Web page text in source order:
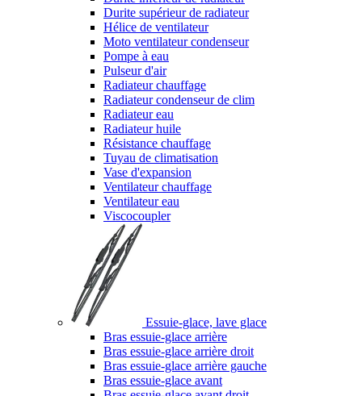
Durite supérieur de radiateur
Hélice de ventilateur
Moto ventilateur condenseur
Pompe à eau
Pulseur d'air
Radiateur chauffage
Radiateur condenseur de clim
Radiateur eau
Radiateur huile
Résistance chauffage
Tuyau de climatisation
Vase d'expansion
Ventilateur chauffage
Ventilateur eau
Viscocoupler
Essuie-glace, lave glace
Bras essuie-glace arrière
Bras essuie-glace arrière droit
Bras essuie-glace arrière gauche
Bras essuie-glace avant